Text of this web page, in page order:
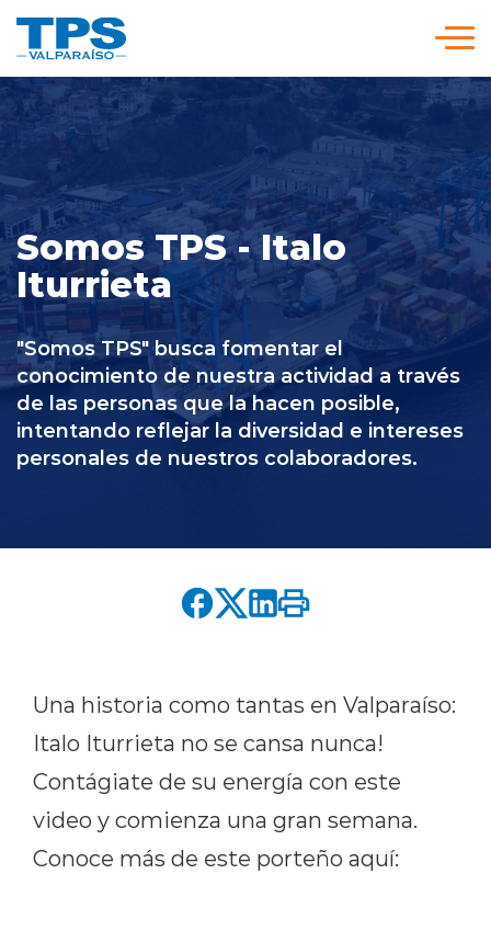
Somos TPS
Nuestra Visión Estratégica
Servicios y Tarifas
Políticas y Procedimientos
Prensa
Somos TPS - Italo
Iturrieta
"Somos TPS" busca fomentar el
conocimiento de nuestra actividad a través
de las personas que la hacen posible,
intentando reflejar la diversidad e intereses
personales de nuestros colaboradores.
Una historia como tantas en ‪Valparaíso‬:
Italo Iturrieta no se cansa nunca!
Contágiate de su energía con este
video y comienza una gran semana.
Conoce más de este porteño aquí: